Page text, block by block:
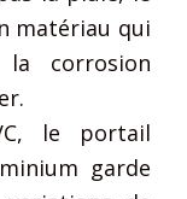
matériau qui
corrosion
le portail
garde